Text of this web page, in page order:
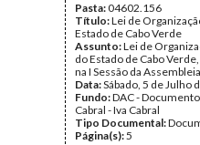
Pasta:04602.156
Título:Lei de
Estado de Cabo Verde
Assunto:Lei de
do Estado de Cabo
na I Sessão da
Data:Sábado, 5 de Julho
Fundo:DAC -
Cabral - Iva Cabral
Tipo Documental:
Página(s):5